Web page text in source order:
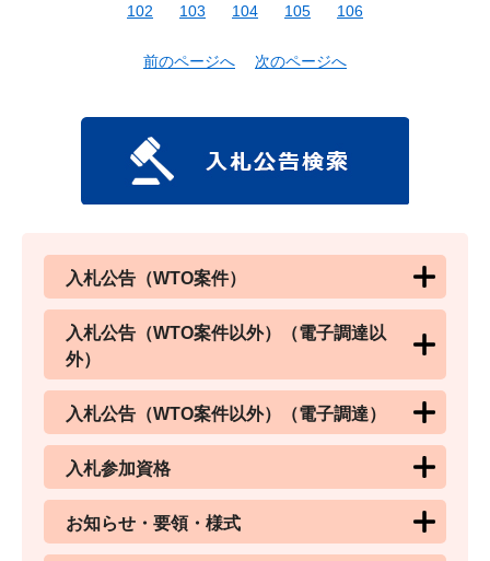
102
103 104 105 106
前のページへ 次のページへ
入札公告（WTO案件）
入札公告（WTO案件以外）（電子調達以
外）
入札公告（WTO案件以外）（電子調達）
入札参加資格
お知らせ・要領・様式